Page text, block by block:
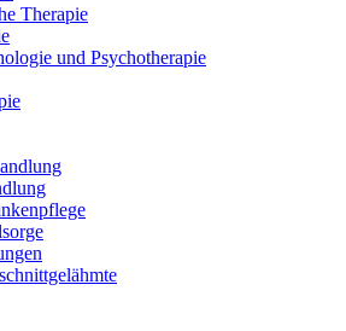
Therapie
und Psychotherapie